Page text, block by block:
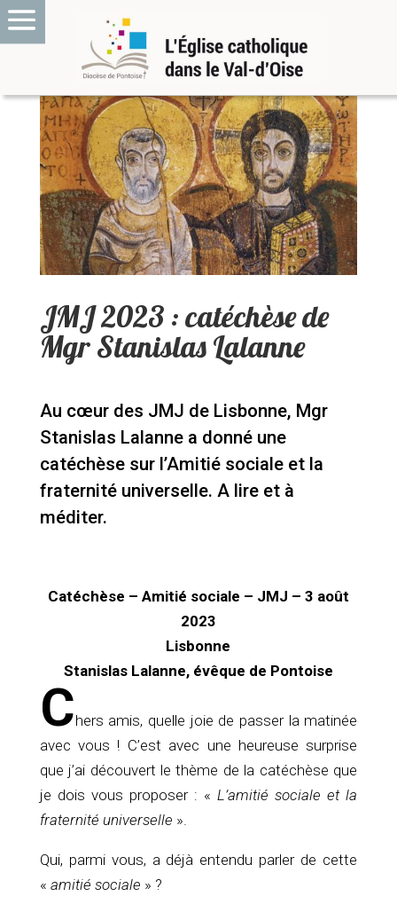
JMJ 2023 : catéchèse de
Mgr Stanislas Lalanne
Au cœur des JMJ de Lisbonne, Mgr
Stanislas Lalanne a donné une
catéchèse sur l’Amitié sociale et la
fraternité universelle. A lire et à
méditer.
Catéchèse – Amitié sociale – JMJ – 3 août
2023
Lisbonne
Stanislas Lalanne, évêque de Pontoise
Chers amis, quelle joie de passer la matinée
avec vous ! C’est avec une heureuse surprise
que j’ai découvert le thème de la catéchèse que
je dois vous proposer : «L’amitié sociale et la
fraternité universelle ».
Qui, parmi vous, a déjà entendu parler de cette
« amitié sociale » ?